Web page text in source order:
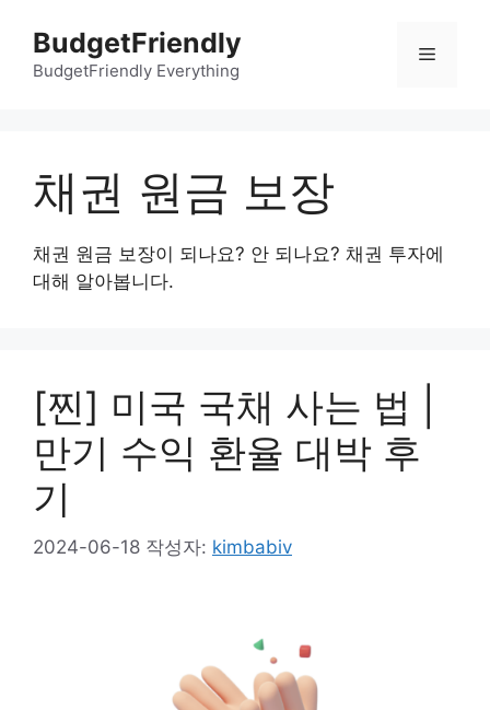
BudgetFriendly
BudgetFriendly Everything
메
채권 원금 보장
채권 원금 보장이 되나요? 안 되나요? 채권 투자에
대해 알아봅니다.
[찐] 미국 국채 사는 법 |
만기 수익 환율 대박 후
기
2024-06-18 작성자: kimbabiv